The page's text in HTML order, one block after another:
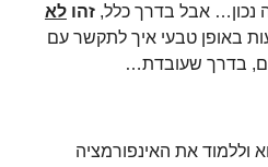
נכון… אבל בדרך כלל,זהולא
באופן טבעי איך לתקשר עם
בדרך שעובדת…
וללמוד את האינפורמציה